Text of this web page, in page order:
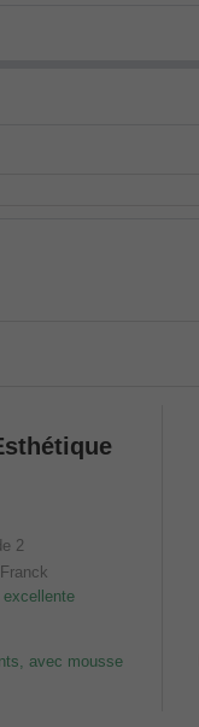
excellente
avec mousse